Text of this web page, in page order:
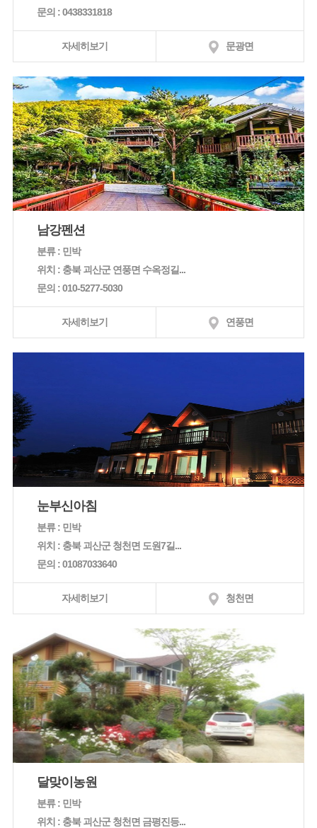
문의 : 0438331818
자세히보기 문광면
남강펜션
분류 : 민박
위치 : 충북 괴산군 연풍면 수옥정길...
문의 : 010-5277-5030
자세히보기 연풍면
눈부신아침
분류 : 민박
위치 : 충북 괴산군 청천면 도원7길...
문의 : 01087033640
자세히보기 청천면
달맞이농원
분류 : 민박
위치 : 충북 괴산군 청천면 금평진등...